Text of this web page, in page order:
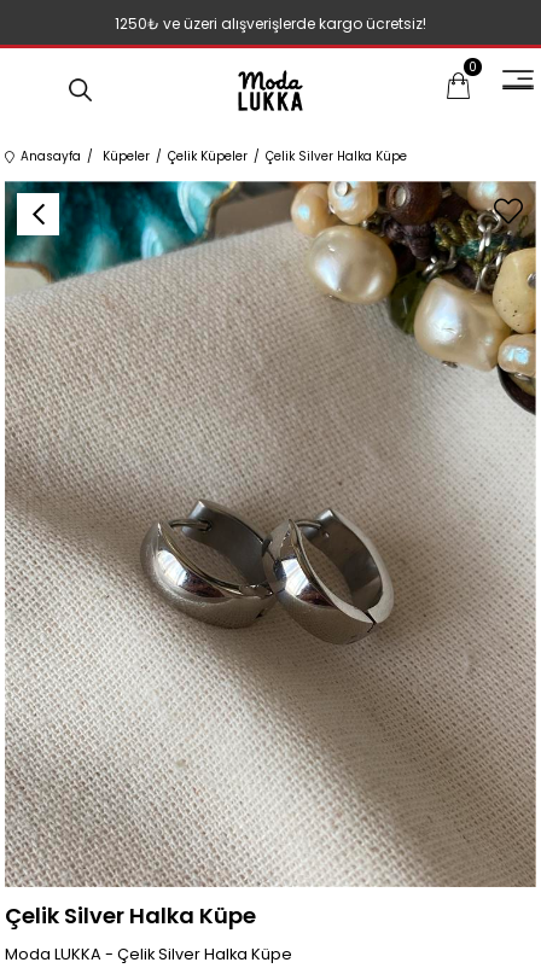
1250₺ ve üzeri alışverişlerde kargo ücretsiz!
0
Anasayfa Küpeler Çelik Küpeler Çelik Silver Halka Küpe
Çelik Silver Halka Küpe
Moda LUKKA - Çelik Silver Halka Küpe